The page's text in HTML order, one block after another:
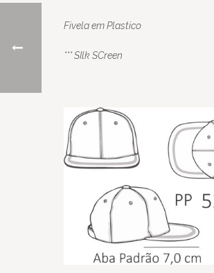
Fivela em Plastico
*** SIlk SCreen